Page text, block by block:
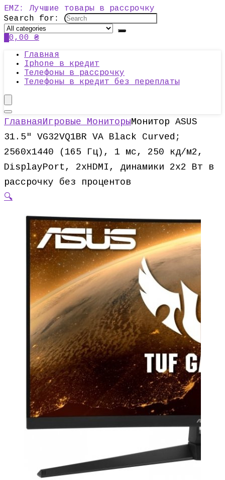
EMZ: Лучшие товары в рассрочку
Search for:
0,00 ₴
Главная
Iphone в кредит
Телефоны в рассрочку
Телефоны в кредит без переплаты
ГлавнаяИгровые МониторыМонитор ASUS
31.5″ VG32VQ1BR VA Black Curved;
2560х1440 (165 Гц), 1 мс, 250 кд/м2,
DisplayPort, 2хHDMI, динамики 2х2 Вт в
рассрочку без процентов
🔍